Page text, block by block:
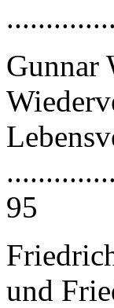
Gunnar
Lebensv
95
und